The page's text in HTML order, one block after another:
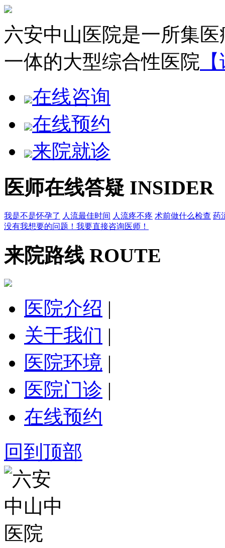
六安中山医院是一所集
一体的大型综合性医院
在线咨询
在线预约
来院就诊
医师在线答疑 INSIDER
我是不是怀孕了 人流最佳时间 人流疼不疼 术前做什么检查 药
没有我想要的问题！我要直接咨询医师！
来院路线 ROUTE
医院介绍 |
关于我们 |
医院环境 |
医院门诊 |
在线预约
回到顶部